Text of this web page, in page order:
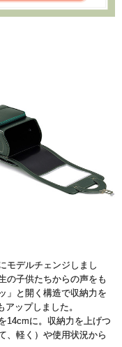
モデルチェンジしまし
の子供たちからの声をも
」と開く構造で収納力を
ップしました。
14cmに。収納力を上げつ
、軽く）や使用状況から